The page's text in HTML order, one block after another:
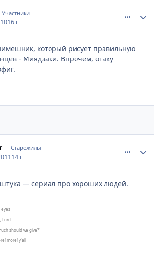
Участники
16 г
который рисует правильную
- Миядзаки. Впрочем, отаку
Старожилы
14 г
— сериал про хороших людей.
eyes
Lord
should we give?"
more! y'all